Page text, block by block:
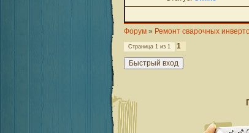
Форум » Ремонт сварочных
Страница 1 из 1
1